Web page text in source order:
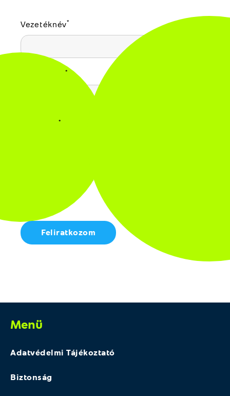
Vezetéknév*
*
Email cím*
Elolvastam és elfogadom az
Menü
Adatvédelmi Tájékoztató
Biztonság